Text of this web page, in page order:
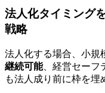
法人化タイミング
戦略
法人化する場合、小規
継続可能、経営セーフ
も法人成り前に枠を埋